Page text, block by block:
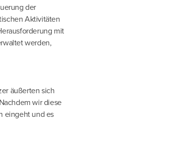
der
Aktivitäten
mit
werden,
äußerten sich
wir diese
eingeht und es